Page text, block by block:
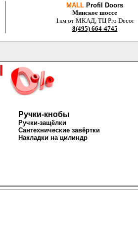
MALL Profil Doors
Минское шоссе
1км от МКАД, ТЦ Pro Decor
8(495) 664-4745
Ручки-кнобы
Ручки-защёлки
Сантехнические завёртки
Накладки на цилиндр